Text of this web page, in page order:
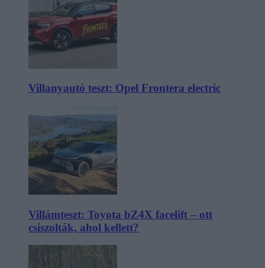
Villanyautó teszt: Opel Frontera electric
Villámteszt: Toyota bZ4X facelift – ott
csiszolták, ahol kellett?